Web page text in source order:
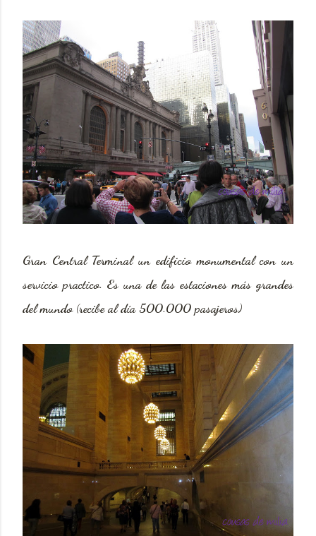
Gran Central Terminal un edificio monumental con un
servicio practico. Es una de las estaciones más grandes
del mundo (recibe al día 500.000 pasajeros)